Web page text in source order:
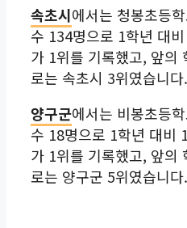
속초시에서는 청봉초등
수 134명으로 1학년 대
가 1위를 기록했고, 앞의
로는 속초시 3위였습니다.
양구군에서는 비봉초등
수 18명으로 1학년 대비
가 1위를 기록했고, 앞의
로는 양구군 5위였습니다.